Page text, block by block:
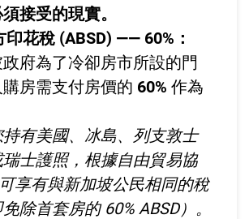
接受的現實。
印花稅 (ABSD) —— 60%：
府為了冷卻房市所設的門
房需支付房價的 60% 作為
有美國、冰島、列支敦士
士護照，根據自由貿易協
享有與新加坡公民相同的稅
除首套房的 60% ABSD）。